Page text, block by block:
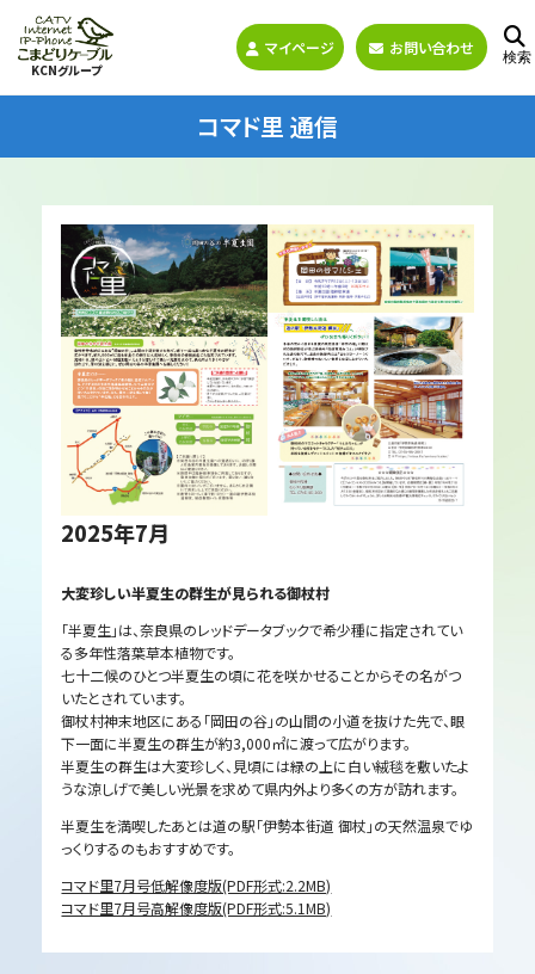
KCNグループ
マイページ お問い合わせ 検索
コマド里 通信
2025年7月
大変珍しい半夏生の群生が見られる御杖村
「半夏生」は、奈良県のレッドデータブックで希少種に指定されてい
る多年性落葉草本植物です。
七十二候のひとつ半夏生の頃に花を咲かせることからその名がつ
いたとされています。
御杖村神末地区にある「岡田の谷」の山間の小道を抜けた先で、眼
下一面に半夏生の群生が約3,000㎡に渡って広がります。
半夏生の群生は大変珍しく、見頃には緑の上に白い絨毯を敷いたよ
うな涼しげで美しい光景を求めて県内外より多くの方が訪れます。
半夏生を満喫したあとは道の駅「伊勢本街道 御杖」の天然温泉でゆ
っくりするのもおすすめです。
コマド里7月号低解像度版(PDF形式:2.2MB)
コマド里7月号高解像度版(PDF形式:5.1MB)